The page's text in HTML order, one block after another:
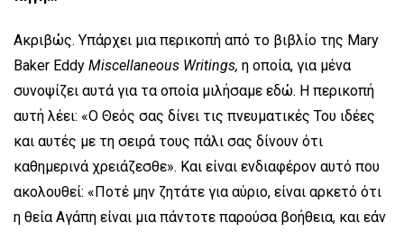
Ακριβώς. Υπάρχει μια περικοπή από το βιβλίο της Mary
Baker Eddy Miscellaneous Writings, η οποία, για μένα
συνοψίζει αυτά για τα οποία μιλήσαμε εδώ. Η περικοπή
αυτή λέει: «Ο Θεός σας δίνει τις πνευματικές Του ιδέες
και αυτές με τη σειρά τους πάλι σας δίνουν ότι
καθημερινά χρειάζεσθε». Και είναι ενδιαφέρον αυτό που
ακολουθεί: «Ποτέ μην ζητάτε για αύριο, είναι αρκετό ότι
η θεία Αγάπη είναι μια πάντοτε παρούσα βοήθεια, και εάν